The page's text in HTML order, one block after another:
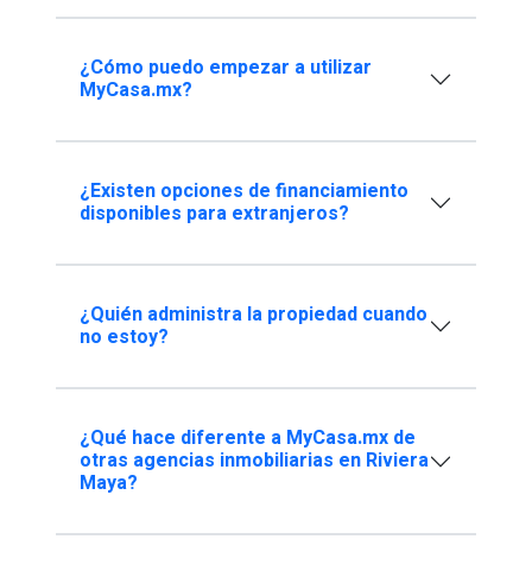
¿Cómo puedo empezar a utilizar
MyCasa.mx?
¿Existen opciones de financiamiento
disponibles para extranjeros?
¿Quién administra la propiedad cuando
no estoy?
¿Qué hace diferente a MyCasa.mx de
otras agencias inmobiliarias en Riviera
Maya?